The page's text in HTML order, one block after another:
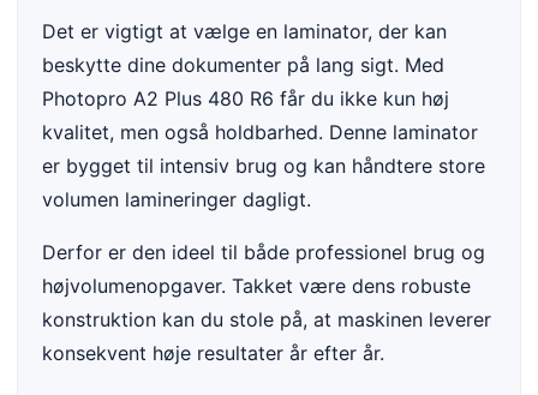
Det er vigtigt at vælge en laminator, der kan
beskytte dine dokumenter på lang sigt. Med
Photopro A2 Plus 480 R6 får du ikke kun høj
kvalitet, men også holdbarhed. Denne laminator
er bygget til intensiv brug og kan håndtere store
volumen lamineringer dagligt.
Derfor er den ideel til både professionel brug og
højvolumenopgaver. Takket være dens robuste
konstruktion kan du stole på, at maskinen leverer
konsekvent høje resultater år efter år.